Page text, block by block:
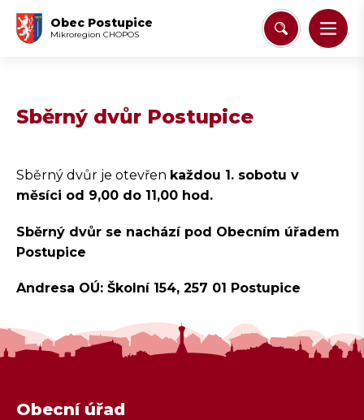
Obec Postupice
Mikroregion CHOPOS
Sběrný dvůr Postupice
Sběrný dvůr je otevřen každou 1. sobotu v
měsíci od 9,00 do 11,00 hod.
Sběrný dvůr se nachází pod Obecním úřadem
Postupice
Andresa OÚ: Školní 154, 257 01 Postupice
Obecní úřad